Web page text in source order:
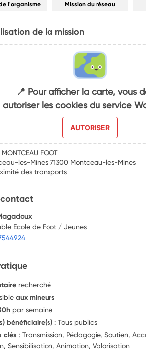
l'organisme Mission du réseau
de la mission
📍 Pour afficher la carte, vous
autoriser les cookies du service
AUTORISER
MONTCEAU FOOT
les-Mines 71300 Montceau-les-Mines
des transports
Ecole de Foot / Jeunes
recherché
aux mineurs
par semaine
bénéficiaire(s) : Tous publics
clés : Transmission, Pédagogie, Soutien,
Sensibilisation, Animation, Valorisation